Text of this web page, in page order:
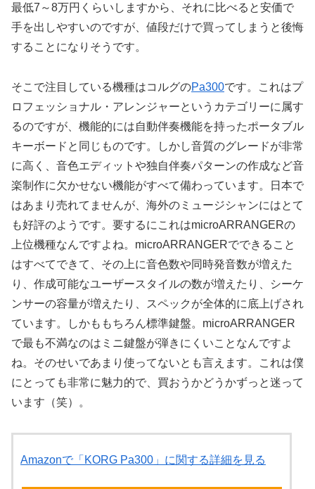
最低7～8万円くらいしますから、それに比べると安価で
手を出しやすいのですが、値段だけで買ってしまうと後悔
することになりそうです。
そこで注目している機種はコルグのPa300です。これはプ
ロフェッショナル・アレンジャーというカテゴリーに属す
るのですが、機能的には自動伴奏機能を持ったポータブル
キーボードと同じものです。しかし音質のグレードが非常
に高く、音色エディットや独自伴奏パターンの作成など音
楽制作に欠かせない機能がすべて備わっています。日本で
はあまり売れてませんが、海外のミュージシャンにはとて
も好評のようです。要するにこれはmicroARRANGERの
上位機種なんですよね。microARRANGERでできること
はすべてできて、その上に音色数や同時発音数が増えた
り、作成可能なユーザースタイルの数が増えたり、シーケ
ンサーの容量が増えたり、スペックが全体的に底上げされ
ています。しかももちろん標準鍵盤。microARRANGER
で最も不満なのはミニ鍵盤が弾きにくいことなんですよ
ね。そのせいであまり使ってないとも言えます。これは僕
にとっても非常に魅力的で、買おうかどうかずっと迷って
います（笑）。
Amazonで「KORG Pa300」に関する詳細を見る